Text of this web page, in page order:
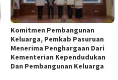
Komitmen Pembangunan
Keluarga, Pemkab Pasuruan
Menerima Penghargaan Dari
Kementerian Kependudukan
Dan Pembangunan Keluarga